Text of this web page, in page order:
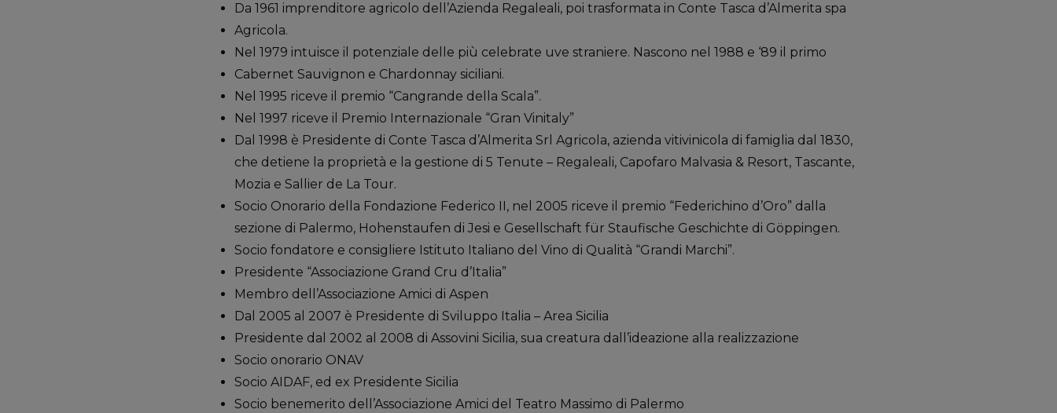
Da 1961 imprenditore agricolo dell’Azienda Regaleali, poi trasformata in Conte Tasca d’Almerita spa
Agricola.
Nel 1979 intuisce il potenziale delle più celebrate uve straniere. Nascono nel 1988 e ‘89 il primo
Cabernet Sauvignon e Chardonnay siciliani.
Nel 1995 riceve il premio “Cangrande della Scala”.
Nel 1997 riceve il Premio Internazionale “Gran Vinitaly”
Dal 1998 è Presidente di Conte Tasca d’Almerita Srl Agricola, azienda vitivinicola di famiglia dal 1830,
che detiene la proprietà e la gestione di 5 Tenute – Regaleali, Capofaro Malvasia & Resort, Tascante,
Mozia e Sallier de La Tour.
Socio Onorario della Fondazione Federico II, nel 2005 riceve il premio “Federichino d’Oro” dalla
sezione di Palermo, Hohenstaufen di Jesi e Gesellschaft für Staufische Geschichte di Göppingen.
Socio fondatore e consigliere Istituto Italiano del Vino di Qualità “Grandi Marchi”.
Presidente “Associazione Grand Cru d’Italia”
Membro dell’Associazione Amici di Aspen
Dal 2005 al 2007 è Presidente di Sviluppo Italia – Area Sicilia
Presidente dal 2002 al 2008 di Assovini Sicilia, sua creatura dall’ideazione alla realizzazione
Socio onorario ONAV
Socio AIDAF, ed ex Presidente Sicilia
Socio benemerito dell’Associazione Amici del Teatro Massimo di Palermo